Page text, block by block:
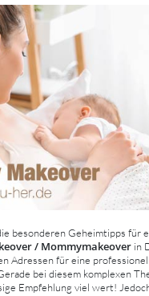
besonderen Geheimtipps für
/ Mommymakeover in
Adressen für eine
bei diesem komplexen
Empfehlung viel wert!